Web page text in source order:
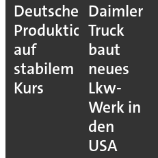
Deutsche
Produktion
auf
stabilem
Kurs
Daimler
Truck
baut
neues
Lkw-
Werk in
den
USA